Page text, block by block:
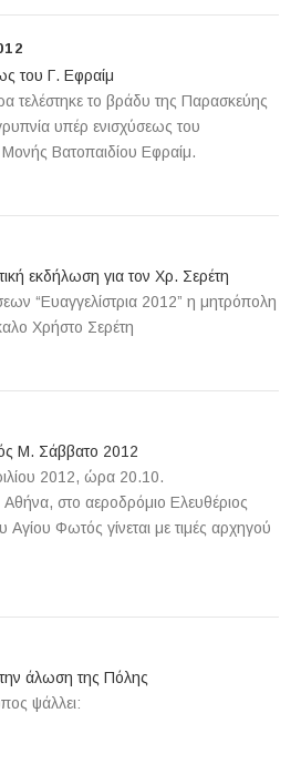
του Γ. Εφραίμ
Δήμου
τελέστηκε το βράδυ της Παρασκεύης
υπέρ ενισχύσεως του
Βατοπαιδίου Εφραίμ.
εκδήλωση για τον Χρ. Σερέτη
“Ευαγγελίστρια 2012” η μητρόπολη
Χρήστο Σερέτη
Μ. Σάββατο 2012
Αθήνα2012, ώρα 20.10.
στο αεροδρόμιο Ελευθέριος
Φωτός γίνεται με τιμές αρχηγού
άλωση της Πόλης
Ραφήνας
ψάλλει: